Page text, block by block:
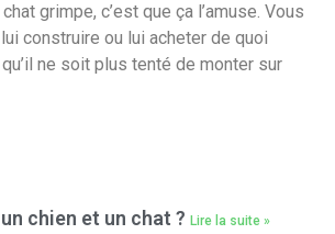
grimpe, c’est que ça l’amuse. Vous
construire ou lui acheter de quoi
ne soit plus tenté de monter sur
chien et un chat ? Lire la suite »